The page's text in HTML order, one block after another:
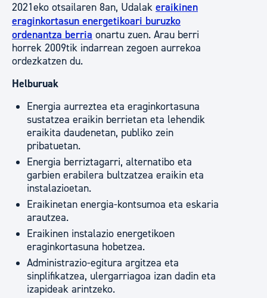
2021eko otsailaren 8an, Udalak eraikinen
eraginkortasun energetikoari buruzko
ordenantza berria onartu zuen. Arau berri
horrek 2009tik indarrean zegoen aurrekoa
ordezkatzen du.
Helburuak
Energia aurreztea eta eraginkortasuna
sustatzea eraikin berrietan eta lehendik
eraikita daudenetan, publiko zein
pribatuetan.
Energia berriztagarri, alternatibo eta
garbien erabilera bultzatzea eraikin eta
instalazioetan.
Eraikinetan energia-kontsumoa eta eskaria
arautzea.
Eraikinen instalazio energetikoen
eraginkortasuna hobetzea.
Administrazio-egitura argitzea eta
sinplifikatzea, ulergarriagoa izan dadin eta
izapideak arintzeko.